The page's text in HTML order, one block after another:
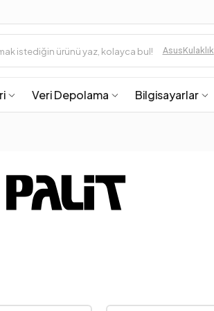
AsusKulaklık
Veri Depolama Bilgisayarlar